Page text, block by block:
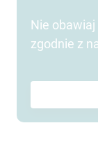
Nie
zgodnie z